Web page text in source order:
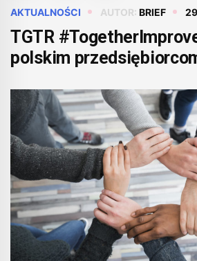
AKTUALNOŚCI AUTOR: BRIEF
TGTR
polskim